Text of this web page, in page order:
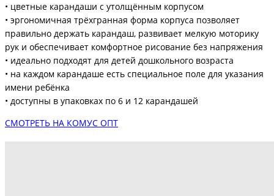
• цветные карандаши с утолщённым корпусом
• эргономичная трёхгранная форма корпуса позволяет
правильно держать карандаш, развивает мелкую моторику
рук и обеспечивает комфортное рисование без напряжения
• идеально подходят для детей дошкольного возраста
• на каждом карандаше есть специальное поле для указания
имени ребёнка
• доступны в упаковках по 6 и 12 карандашей
СМОТРЕТЬ НА КОМУС ОПТ